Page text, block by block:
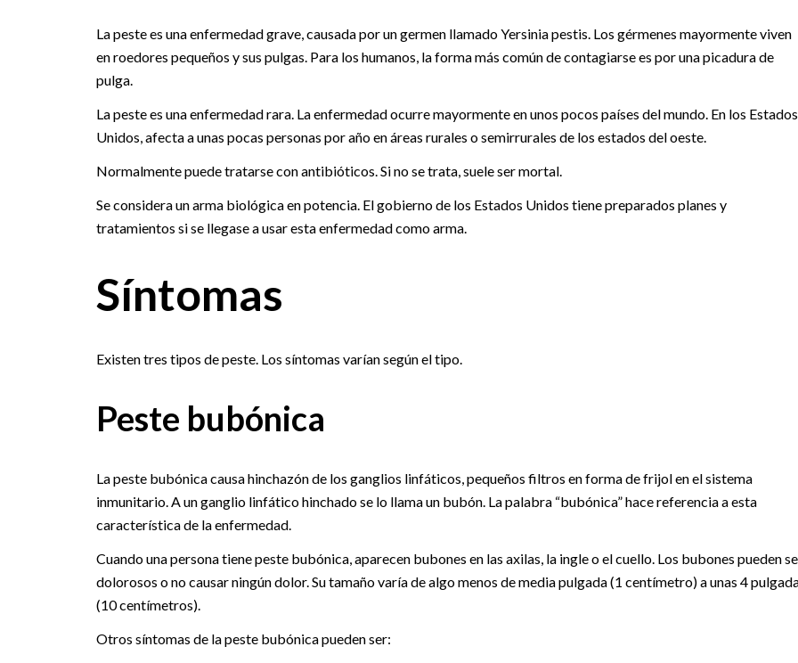
La peste es una enfermedad grave, causada por un germen llamado Yersinia pestis. Los gérmenes mayormente viven
en roedores pequeños y sus pulgas. Para los humanos, la forma más común de contagiarse es por una picadura de
pulga.
La peste es una enfermedad rara. La enfermedad ocurre mayormente en unos pocos países del mundo. En los Estados
Unidos, afecta a unas pocas personas por año en áreas rurales o semirrurales de los estados del oeste.
Normalmente puede tratarse con antibióticos. Si no se trata, suele ser mortal.
Se considera un arma biológica en potencia. El gobierno de los Estados Unidos tiene preparados planes y
tratamientos si se llegase a usar esta enfermedad como arma.
Síntomas
Existen tres tipos de peste. Los síntomas varían según el tipo.
Peste bubónica
La peste bubónica causa hinchazón de los ganglios linfáticos, pequeños filtros en forma de frijol en el sistema
inmunitario. A un ganglio linfático hinchado se lo llama un bubón. La palabra “bubónica” hace referencia a esta
característica de la enfermedad.
Cuando una persona tiene peste bubónica, aparecen bubones en las axilas, la ingle o el cuello. Los bubones pueden
dolorosos o no causar ningún dolor. Su tamaño varía de algo menos de media pulgada (1 centímetro) a unas 4
(10 centímetros).
Otros síntomas de la peste bubónica pueden ser: